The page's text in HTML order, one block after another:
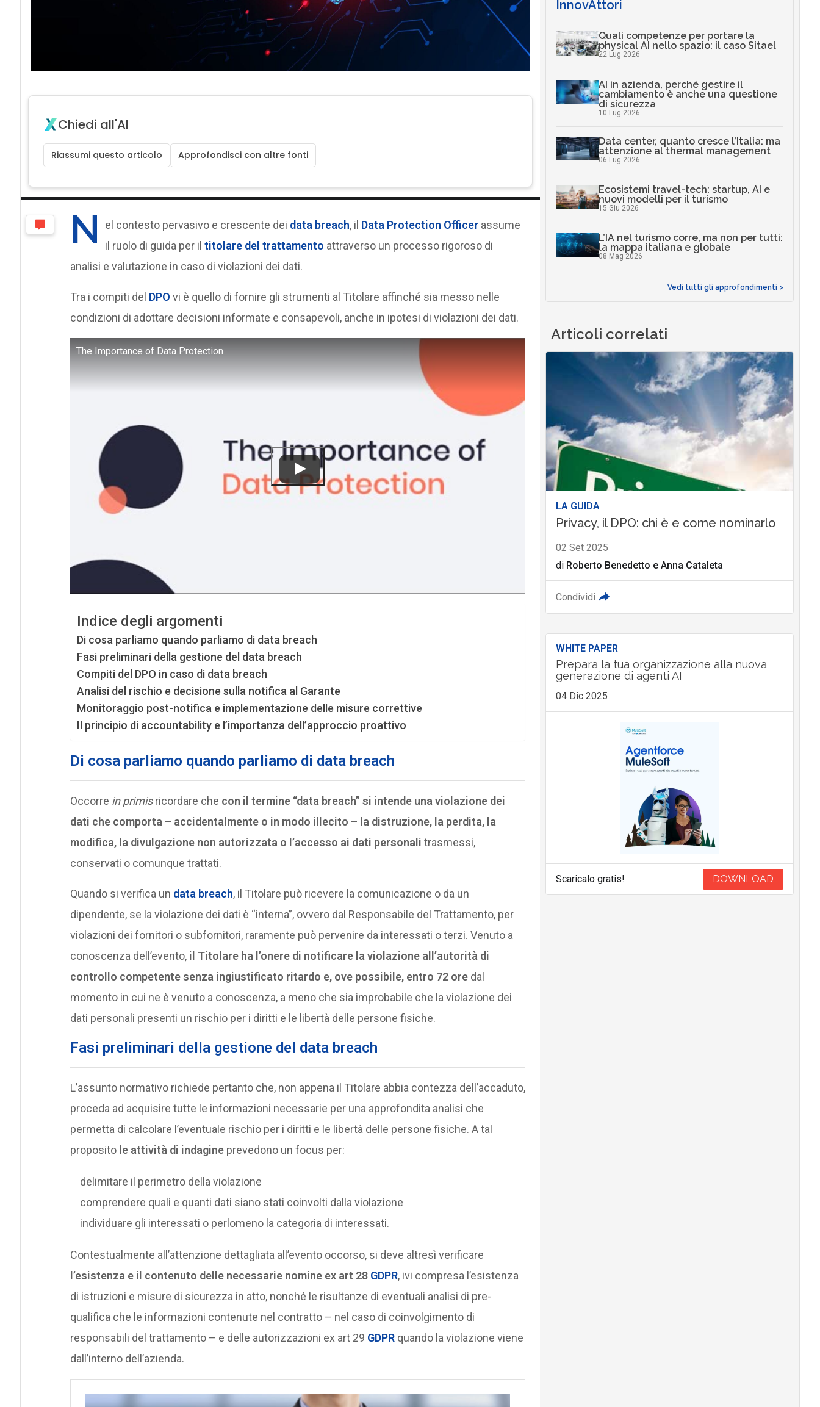
Chiedi all'AI
Riassumi questo articolo Approfondisci con altre fonti
N el contesto pervasivo e crescente dei data breach, il Data Protection Officer assume
il ruolo di guida per il titolare del trattamento attraverso un processo rigoroso di
analisi e valutazione in caso di violazioni dei dati.
Tra i compiti del DPO vi è quello di fornire gli strumenti al Titolare affinché sia messo nelle
condizioni di adottare decisioni informate e consapevoli, anche in ipotesi di violazioni dei dati.
The Importance of Data Protection
Indice degli argomenti
Di cosa parliamo quando parliamo di data breach
Fasi preliminari della gestione del data breach
Compiti del DPO in caso di data breach
Analisi del rischio e decisione sulla notifica al Garante
Monitoraggio post-notifica e implementazione delle misure correttive
Il principio di accountability e l’importanza dell’approccio proattivo
Di cosa parliamo quando parliamo di data breach
Occorre in primisricordare che con il termine “data breach” si intende una violazione dei
dati che comporta – accidentalmente o in modo illecito – la distruzione, la perdita, la
modifica, la divulgazione non autorizzata o l’accesso ai dati personali trasmessi,
conservati o comunque trattati.
Quando si verifica un data breach, il Titolare può ricevere la comunicazione o da un
dipendente, se la violazione dei dati è “interna”, ovvero dal Responsabile del Trattamento, per
violazioni dei fornitori o subfornitori, raramente può pervenire da interessati o terzi. Venuto a
conoscenza dell’evento, il Titolare ha l’onere di notificare la violazione all’autorità di
controllo competente senza ingiustificato ritardo e, ove possibile, entro 72 oredal
momento in cui ne è venuto a conoscenza, a meno che sia improbabile che la violazione dei
dati personali presenti un rischio per i diritti e le libertà delle persone fisiche.
Fasi preliminari della gestione del data breach
L’assunto normativo richiede pertanto che, non appena il Titolare abbia contezza dell’accaduto,
proceda ad acquisire tutte le informazioni necessarie per una approfondita analisi che
permetta di calcolare l’eventuale rischio per i diritti e le libertà delle persone fisiche. A tal
propositole attività di indagineprevedono un focus per:
delimitare il perimetro della violazione
comprendere quali e quanti dati siano stati coinvolti dalla violazione
individuare gli interessati o perlomeno la categoria di interessati.
Contestualmente all’attenzione dettagliata all’evento occorso, si deve altresì verificare
l’esistenza e il contenuto delle necessarie nomine ex art 28 GDPR, ivi compresa l’esistenza
di istruzioni e misure di sicurezza in atto, nonché le risultanze di eventuali analisi di pre-
qualifica che le informazioni contenute nel contratto – nel caso di coinvolgimento di
responsabili del trattamento – e delle autorizzazioni ex art 29 GDPRquando la violazione viene
dall’interno dell’azienda.
InnovAttori
Quali competenze per portare la
physical AI nello spazio: il caso Sitael
22 Lug 2026
AI in azienda, perché gestire il
cambiamento è anche una questione
di sicurezza
10 Lug 2026
Data center, quanto cresce l’Italia: ma
attenzione al thermal management
06 Lug 2026
Ecosistemi travel-tech: startup, AI e
nuovi modelli per il turismo
15 Giu 2026
L’IA nel turismo corre, ma non per tutti:
la mappa italiana e globale
08 Mag 2026
Vedi tutti gli approfondimenti >
Articoli correlati
LA GUIDA
Privacy, il DPO: chi è e come nominarlo
02 Set 2025
di Roberto Benedetto e Anna Cataleta
Condividi
WHITE PAPER
Prepara la tua organizzazione alla nuova
generazione di agenti AI
04 Dic 2025
Scaricalo gratis! DOWNLOAD